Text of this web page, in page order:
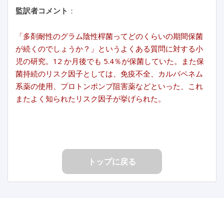
監訳者コメント ：
「多剤耐性のグラム陰性桿菌ってどのくらいの期間保菌
が続くのでしょうか？」というよくある質問に対する小
児の研究。12 か月後でも 5.4％が保菌していた。また保
菌持続のリスク因子としては、免疫不全、カルバペネム
系薬の使用、プロトンポンプ阻害薬などといった、これ
またよく知られたリスク因子が挙げられた。
トップに戻る